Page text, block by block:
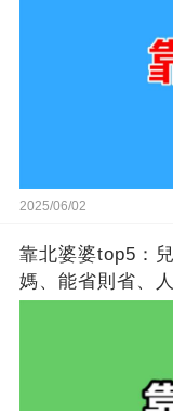
2025/06/02
靠北婆婆top5：
媽、能省則省、